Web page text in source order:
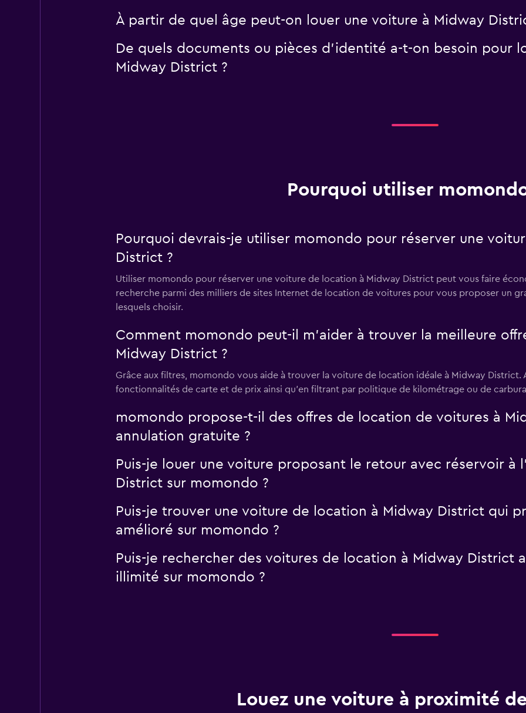
À partir de quel âge peut-on louer une voiture à Midway
De quels documents ou pièces d'identité a-t-on besoin pour
Midway District ?
Pourquoi utiliser
Pourquoi devrais-je utiliser momondo pour réserver une
District ?
Utiliser momondo pour réserver une voiture de location à Midway District peut vous faire
recherche parmi des milliers de sites Internet de location de voitures pour vous proposer un
lesquels choisir.
Comment momondo peut-il m’aider à trouver la meilleure
Midway District ?
Grâce aux filtres, momondo vous aide à trouver la voiture de location idéale à Midway District.
fonctionnalités de carte et de prix ainsi qu'en filtrant par politique de kilométrage ou de
momondo propose-t-il des offres de location de voitures à
annulation gratuite ?
Puis-je louer une voiture proposant le retour avec réservoir à
District sur momondo ?
Puis-je trouver une voiture de location à Midway District qui
amélioré sur momondo ?
Puis-je rechercher des voitures de location à Midway District
illimité sur momondo ?
Louez une voiture à proximité